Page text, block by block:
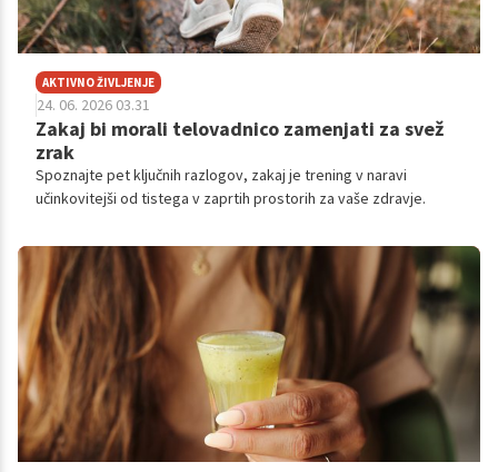
AKTIVNO ŽIVLJENJE
24. 06. 2026 03.31
Zakaj bi morali telovadnico zamenjati za svež
zrak
Spoznajte pet ključnih razlogov, zakaj je trening v naravi
učinkovitejši od tistega v zaprtih prostorih za vaše zdravje.